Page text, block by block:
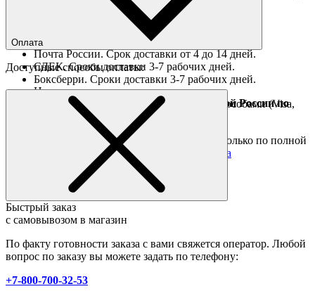
Ориентировочные сроки доставки по России
Почта России. Срок доставки от 4 до 14 дней.
СДЕК. Сроки доставки 3-7 рабочих дней.
Боксберри. Сроки доставки 3-7 рабочих дней.
Доставка за границу осуществляется Почтой России по
полной предоплате
Подробные условия
Оплата
Доступные способы оплаты:
Наличными при получении
Оплата он-лайн всеми популярными способами (Visa,
Mastercard и тд.)
Товары со скидкой отправляются по России только по полной
предоплате. Все подробности в разделе
оплата
Быстрый заказ
с самовывозом в магазин
По факту готовности заказа с вами свяжется оператор. Любой
вопрос по заказу вы можете задать по телефону:
+7-800-700-32-53